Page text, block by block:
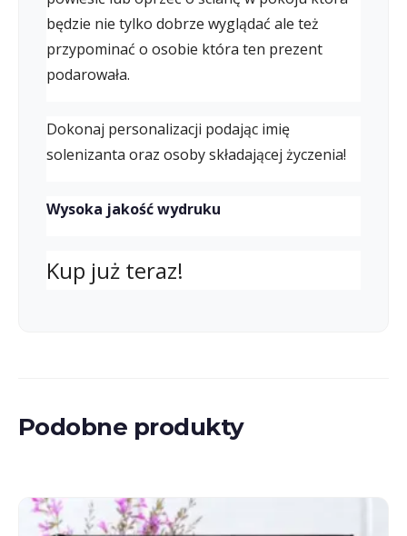
będzie nie tylko dobrze wyglądać ale też
przypominać o osobie która ten prezent
podarowała.
Dokonaj personalizacji podając imię
solenizanta oraz osoby składającej życzenia!
Wysoka jakość wydruku
Kup już teraz!
Podobne produkty